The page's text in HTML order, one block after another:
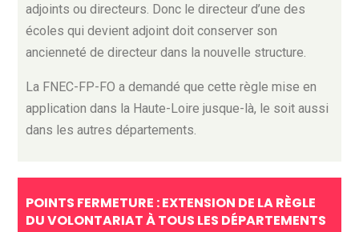
adjoints ou directeurs. Donc le directeur d’une des
écoles qui devient adjoint doit conserver son
ancienneté de directeur dans la nouvelle structure.
La FNEC-FP-FO a demandé que cette règle mise en
application dans la Haute-Loire jusque-là, le soit aussi
dans les autres départements.
POINTS FERMETURE : EXTENSION DE LA RÈGLE
DU VOLONTARIAT À TOUS LES DÉPARTEMENTS